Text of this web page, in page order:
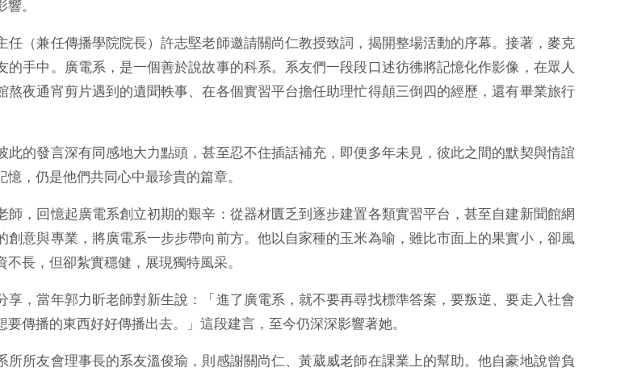
。
任（兼任傳播學院院長）許志堅老師邀請關尚仁教授致詞，揭開整場活動的序幕。接著，麥克
的手中。廣電系，是一個善於說故事的科系。系友們一段段口述彷彿將記憶化作影像，在眾人
熬夜通宵剪片遇到的遺聞軼事、在各個實習平台擔任助理忙得顛三倒四的經歷，還有畢業旅行
此的發言深有同感地大力點頭，甚至忍不住插話補充，即便多年未見，彼此之間的默契與情誼
，仍是他們共同心中最珍貴的篇章。
師，回憶起廣電系創立初期的艱辛：從器材匱乏到逐步建置各類實習平台，甚至自建新聞館網
創意與專業，將廣電系一步步帶向前方。他以自家種的玉米為喻，雖比市面上的果實小，卻風
長，但卻紮實穩健，展現獨特風采。
享，當年郭力昕老師對新生說：「進了廣電系，就不要再尋找標準答案，要叛逆、要走入社會
傳播的東西好好傳播出去。」這段建言，至今仍深深影響著她。
所所友會理事長的系友溫俊瑜，則感謝關尚仁、黃葳威老師在課業上的幫助。他自豪地說曾負